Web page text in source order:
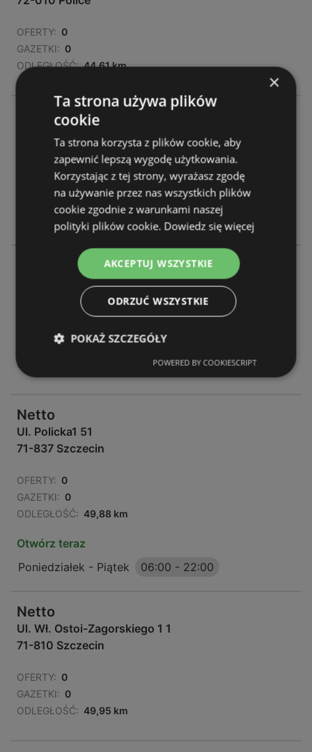
OFERTY: 0
GAZETKI: 0
ODLEGŁOŚĆ: 44,61 km
Netto
72-003 Dobra
OFERTY: 0
GAZETKI: 0
ODLEGŁOŚĆ: 46,81 km
Ul. Policka 1 51 1 51
71-837 Szczecin
GAZETKI:
ODLEGŁOŚĆ:
Netto
Ul. Policka1 51
71-837 Szczecin
OFERTY: 0
GAZETKI: 0
ODLEGŁOŚĆ: 49,88 km
Otwórz teraz
Poniedziałek - Piątek
06:00 - 22:00
Netto
Ul. Wł. Ostoi-Zagorskiego 1 1
71-810 Szczecin
OFERTY: 0
GAZETKI: 0
ODLEGŁOŚĆ: 49,95 km
×
Ta strona używa plików
cookie
Ta strona korzysta z plików cookie, aby
zapewnić lepszą wygodę użytkowania.
Korzystając z tej strony, wyrażasz zgodę
na używanie przez nas wszystkich plików
cookie zgodnie z warunkami naszej
polityki plików cookie. Dowiedz się więcej
AKCEPTUJ WSZYSTKIE
ODRZUĆ WSZYSTKIE
POKAŻ SZCZEGÓŁY
POWERED BY COOKIESCRIPT